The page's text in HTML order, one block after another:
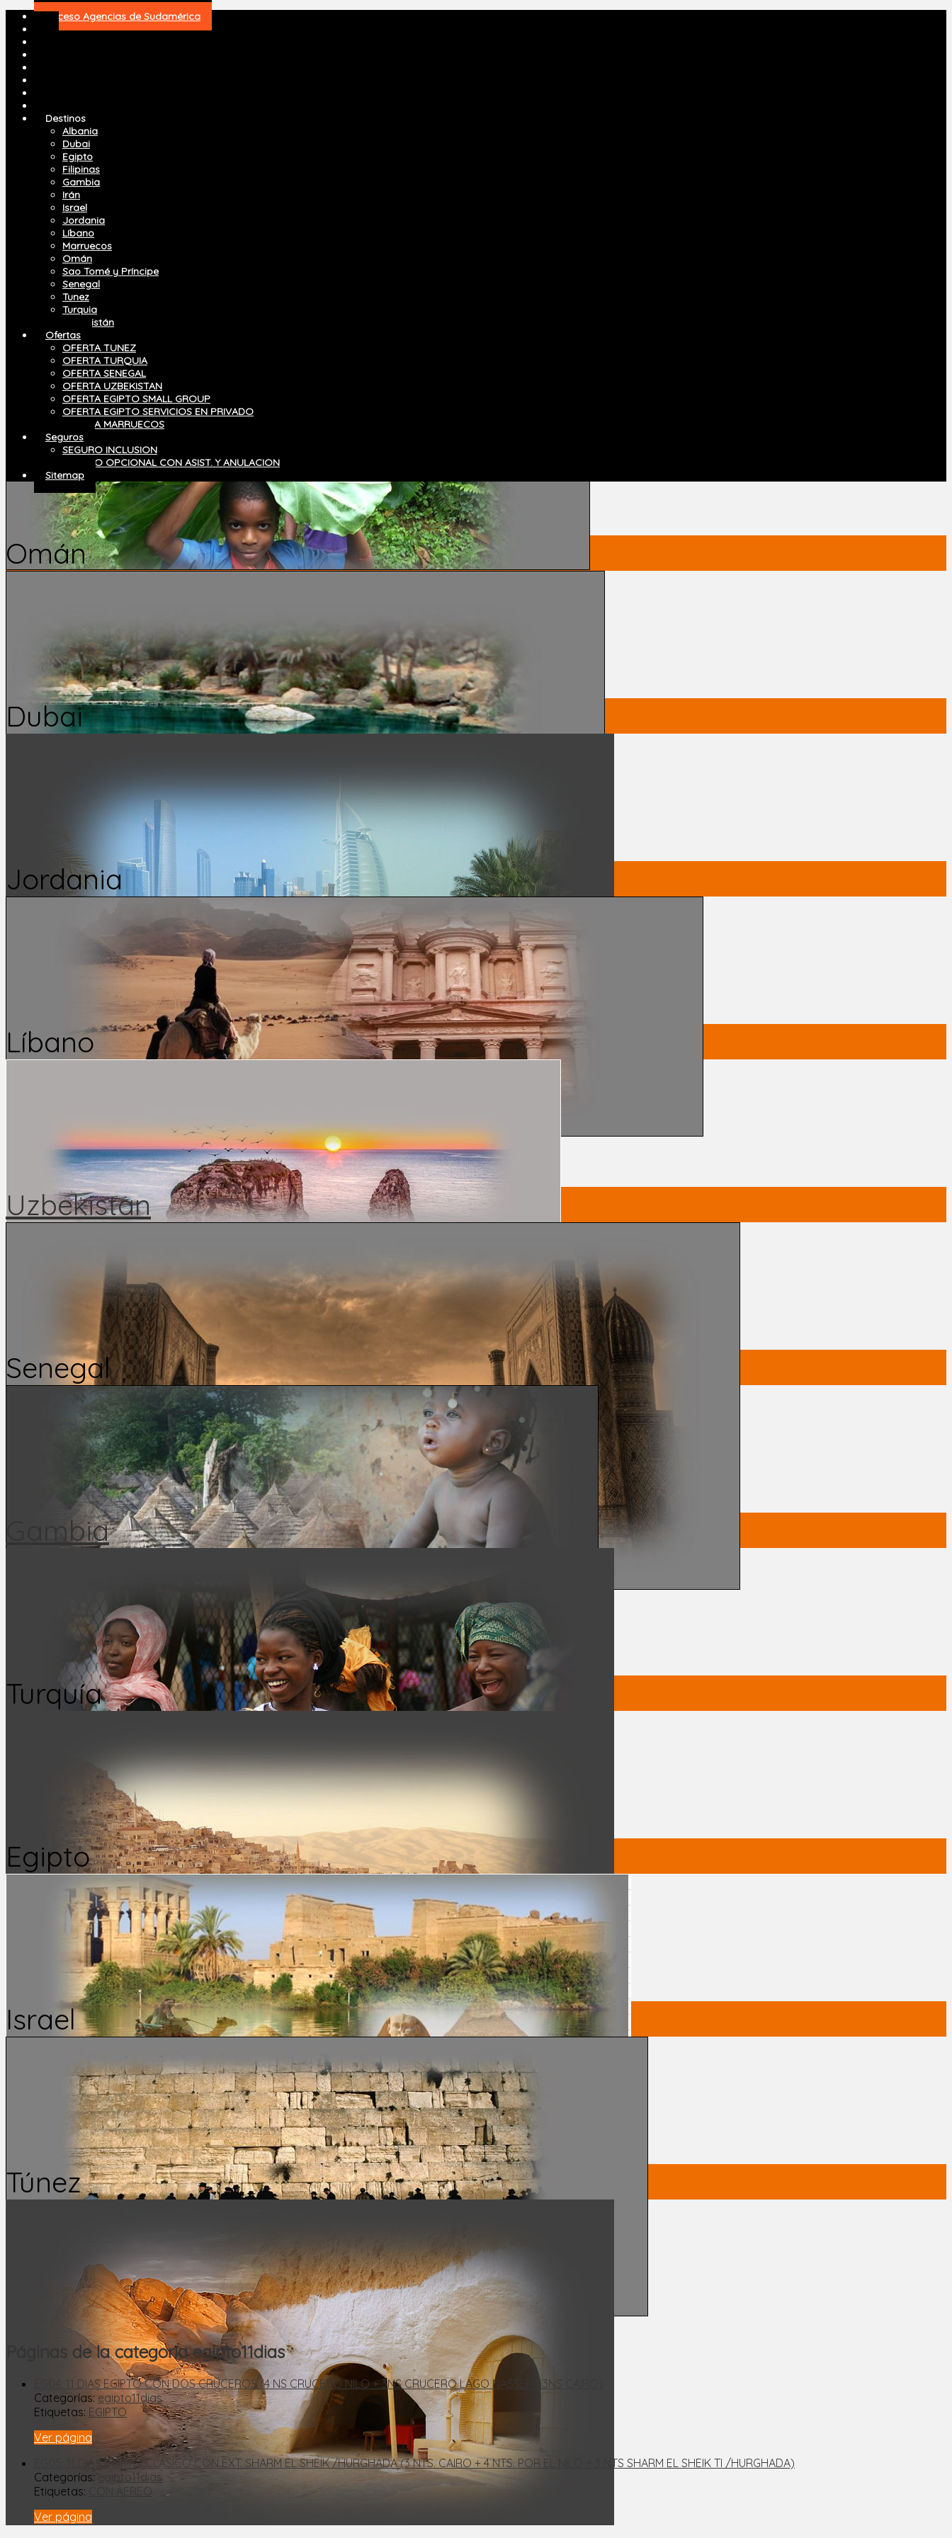
Acceso Agencias de Sudamérica
Destinos
Albania
Dubai
Egipto
Filipinas
Gambia
Irán
Israel
Jordania
Líbano
Marruecos
Omán
Sao Tomé y Príncipe
Senegal
Tunez
Turquia
Uzbekistán
Ofertas
OFERTA TUNEZ
OFERTA TURQUIA
OFERTA SENEGAL
OFERTA UZBEKISTAN
OFERTA EGIPTO SMALL GROUP
OFERTA EGIPTO SERVICIOS EN PRIVADO
OFERTA MARRUECOS
Seguros
SEGURO INCLUSION
SEGURO OPCIONAL CON ASIST. Y ANULACION
Sitemap
Marruecos
Irán
SAO TOME
Omán
Dubai
Jordania
Líbano
Uzbekistan
Senegal
Gambia
Turquía
Egipto
Israel
Túnez
Páginas de la categoría egipto11dias
EG04: 11 DIAS EGIPTO CON DOS CRUCEROS (4 NS CRUCERO NILO + 3NS CRUCERO LAGO NASSER+ 3NS CAIRO)
Categorías: egipto11dias
Etiquetas: EGIPTO
Ver página
EG05: 11 DIAS EGIPTO CLASICO CON EXT. SHARM EL SHEIK /HURGHADA (3 NTS. CAIRO + 4 NTS. POR EL NILO + 3 NTS SHARM EL SHEIK TI /HURGHADA)
Categorías:
egipto11dias
Etiquetas:
CON AEREO
Ver página